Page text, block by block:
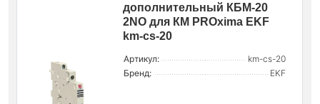
дополнительный КБМ-20
2NO для КМ PROxima EKF
km-cs-20
Артикул:
km-cs-20
Бренд:
EKF